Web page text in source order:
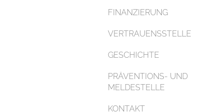
FINANZIERUNG
VERTRAUENSSTELLE
GESCHICHTE
PRÄVENTIONS- UND
MELDESTELLE
KONTAKT